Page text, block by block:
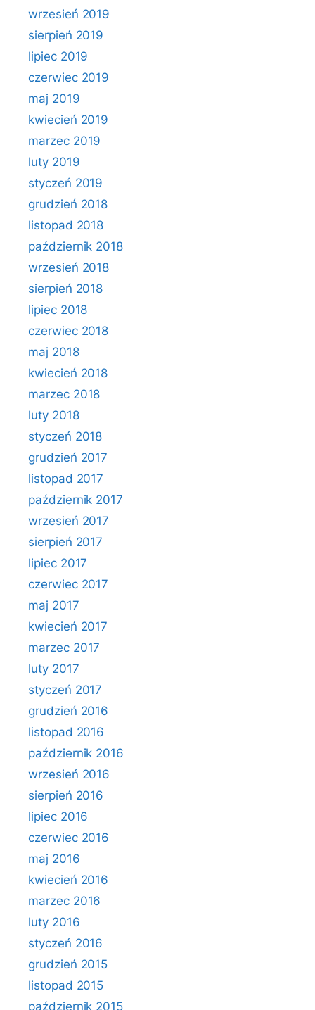
wrzesień 2019
sierpień 2019
lipiec 2019
czerwiec 2019
maj 2019
kwiecień 2019
marzec 2019
luty 2019
styczeń 2019
grudzień 2018
listopad 2018
październik 2018
wrzesień 2018
sierpień 2018
lipiec 2018
czerwiec 2018
maj 2018
kwiecień 2018
marzec 2018
luty 2018
styczeń 2018
grudzień 2017
listopad 2017
październik 2017
wrzesień 2017
sierpień 2017
lipiec 2017
czerwiec 2017
maj 2017
kwiecień 2017
marzec 2017
luty 2017
styczeń 2017
grudzień 2016
listopad 2016
październik 2016
wrzesień 2016
sierpień 2016
lipiec 2016
czerwiec 2016
maj 2016
kwiecień 2016
marzec 2016
luty 2016
styczeń 2016
grudzień 2015
listopad 2015
październik 2015